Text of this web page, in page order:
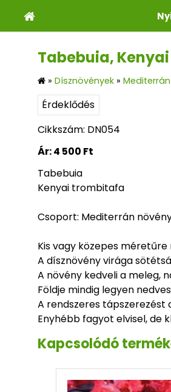
Tabebuia,
» Dísznövények »
Érdeklődés
Cikkszám: DN054
Ár:4 500 Ft
Tabebuia
Kenyai trombitafa
Csoport: Mediterrán
Kis vagy közepes
A dísznövény virága
A növény kedveli a meleg,
Földje mindig legyen
A rendszeres tápszerezést
Enyhébb fagyot elvisel, de
Kapcsolódó